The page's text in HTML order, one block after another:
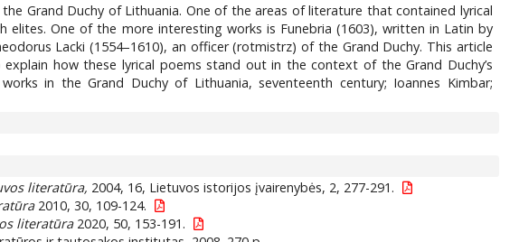
Grand Duchy of Lithuania. One of the areas of literature that contained lyrical
One of the more interesting works is Funebria (1603), written in Latin by
Lacki (1554–1610), an officer (rotmistrz) of the Grand Duchy. This article
how these lyrical poems stand out in the context of the Grand Duchy’s
in the Grand Duchy of Lithuania, seventeenth century; Ioannes Kimbar;
literatūra, 2004, 16, Lietuvos istorijos įvairenybės, 2, 277-291.
2010, 30, 109-124.
literatūra2020, 50, 153-191.